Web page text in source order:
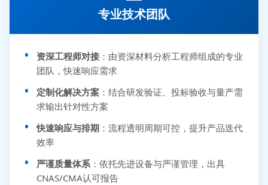
专业技术团队
资深工程师对接 ：由资深材料分析工程师组成的专业
团队，快速响应需求
定制化解决方案 ：结合研发验证、投标验收与量产需
求输出针对性方案
快速响应与排期 ：流程透明周期可控，提升产品迭代
效率
严谨质量体系 ：依托先进设备与严谨管理，出具
CNAS/CMA认可报告